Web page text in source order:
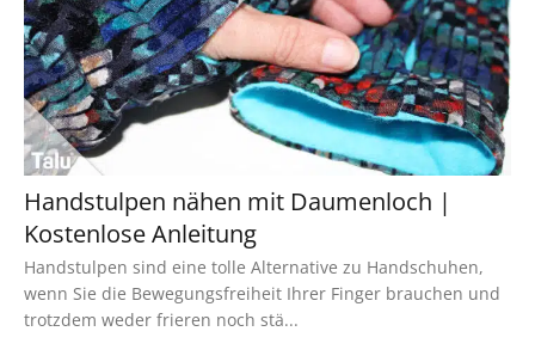
Handstulpen nähen mit Daumenloch |
Kostenlose Anleitung
Handstulpen sind eine tolle Alternative zu Handschuhen,
wenn Sie die Bewegungsfreiheit Ihrer Finger brauchen und
trotzdem weder frieren noch stä...